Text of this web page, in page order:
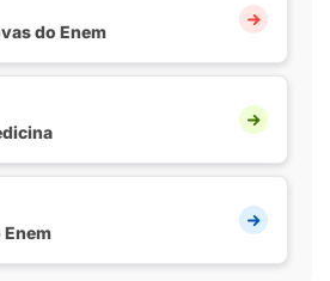
do Enem
Enem